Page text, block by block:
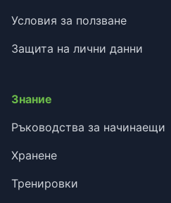
Условия за ползване
Защита на лични данни
Знание
Ръководства за начинаещи
Хранене
Тренировки